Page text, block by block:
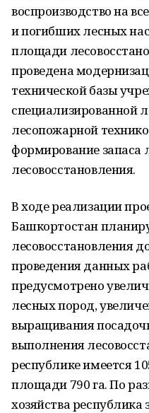
воспроизводство на
и погибших лесных
площади
проведена
технической базы
специализированной
лесопожарной
формирование запаса
лесовосстановления.
В ходе реализации
Башкортостан
лесовосстановления
проведения данных
предусмотрено
лесных пород,
выращивания
выполнения
республике имеется
площади 790 га. По
хозяйства